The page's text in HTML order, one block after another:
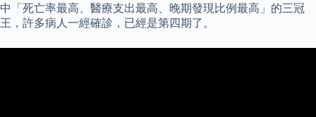
中「死亡率最高、醫療支出最高、晚期發現比例最高」的三冠
王，許多病人一經確診，已經是第四期了。